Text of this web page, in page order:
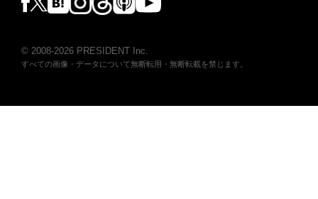
© 2008-2026 PRESIDENT Inc.
すべての画像・データについて無断転用・無断転載を禁じます。